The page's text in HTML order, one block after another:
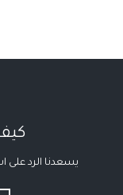
يسعدنا الرد على